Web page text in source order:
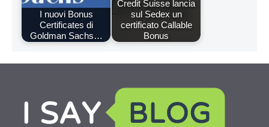
I nuovi Bonus
Certificates di
Goldman Sachs…
Credit Suisse lancia
sul Sedex un
certificato Callable
Bonus